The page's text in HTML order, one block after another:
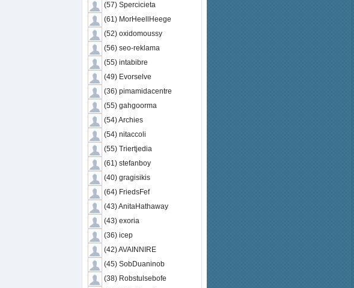
(57) Spercicieta
(61) MorHeellHeege
(52) oxidomoussy
(56) seo-reklama
(55) intabibre
(49) Evorselve
(36) pimamidacentre
(55) gahgoorma
(54) Archies
(54) nitaccoli
(55) Triertjedia
(61) stefanboy
(40) gragisikis
(64) FriedsFef
(43) AnitaHathaway
(43) exoria
(36) icep
(42) AVAINNIRE
(45) SobDuaninob
(38) Robstulsebofe